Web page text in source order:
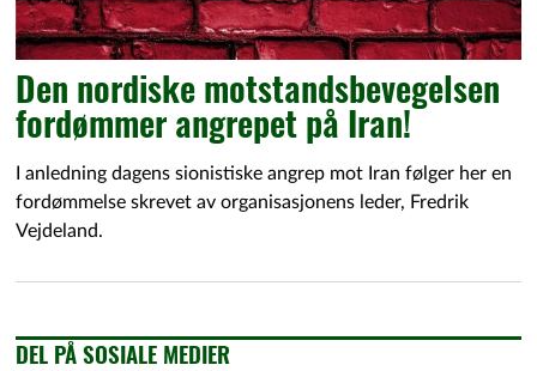
Den nordiske motstandsbevegelsen
fordømmer angrepet på Iran!
I anledning dagens sionistiske angrep mot Iran følger her en
fordømmelse skrevet av organisasjonens leder, Fredrik
Vejdeland.
DEL PÅ SOSIALE MEDIER